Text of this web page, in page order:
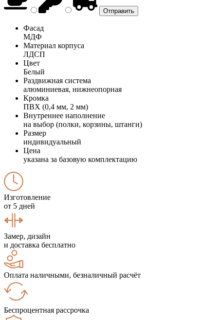
Фасад
МДФ
Материал корпуса
ЛДСП
Цвет
Белый
Раздвижная система
алюминиевая, нижнеопорная
Кромка
ПВХ (0,4 мм, 2 мм)
Внутреннее наполнение
на выбор (полки, корзины, штанги)
Размер
индивидуальный
Цена
указана за базовую комплектацию
Изготовление
от 5 дней
Замер, дизайн
и доставка бесплатно
Оплата наличными, безналичный расчёт
Беспроцентная рассрочка